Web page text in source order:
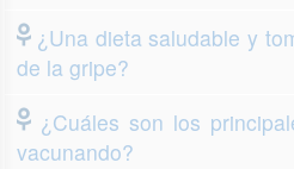
¿Una dieta saludable y
de la gripe?
¿Cuáles son los
vacunando?